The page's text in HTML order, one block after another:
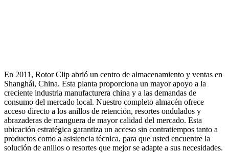
En 2011, Rotor Clip abrió un centro de almacenamiento y ventas en
Shanghái, China. Esta planta proporciona un mayor apoyo a la
creciente industria manufacturera china y a las demandas de
consumo del mercado local. Nuestro completo almacén ofrece
acceso directo a los anillos de retención, resortes ondulados y
abrazaderas de manguera de mayor calidad del mercado. Esta
ubicación estratégica garantiza un acceso sin contratiempos tanto a
productos como a asistencia técnica, para que usted encuentre la
solución de anillos o resortes que mejor se adapte a sus necesidades.